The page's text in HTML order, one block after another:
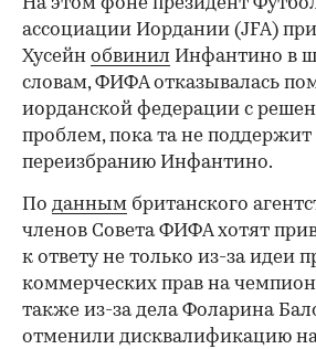
На этом фоне президент
ассоциации Иордании (JFA)
Хусейн обвинил Инфантино в
словам, ФИФА отказывалась
иорданской федерации с
проблем, пока та не
переизбранию Инфантино.
По данным британского
членов Совета ФИФА хотят
к ответу не только из-за идеи
коммерческих прав на
также из-за дела Фоларина
отменили дисквалификацию